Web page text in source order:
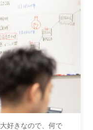
好きなので、何で